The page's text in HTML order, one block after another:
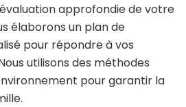
approfondie de votre
élaborons un plan de
pour répondre à vos
utilisons des méthodes
pour garantir la